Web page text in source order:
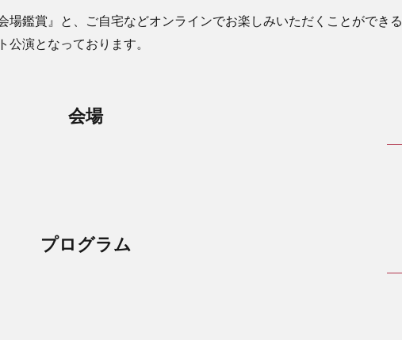
場鑑賞』と、ご自宅などオンラインでお楽しみいただくことができる
公演となっております。
会場
プログラム